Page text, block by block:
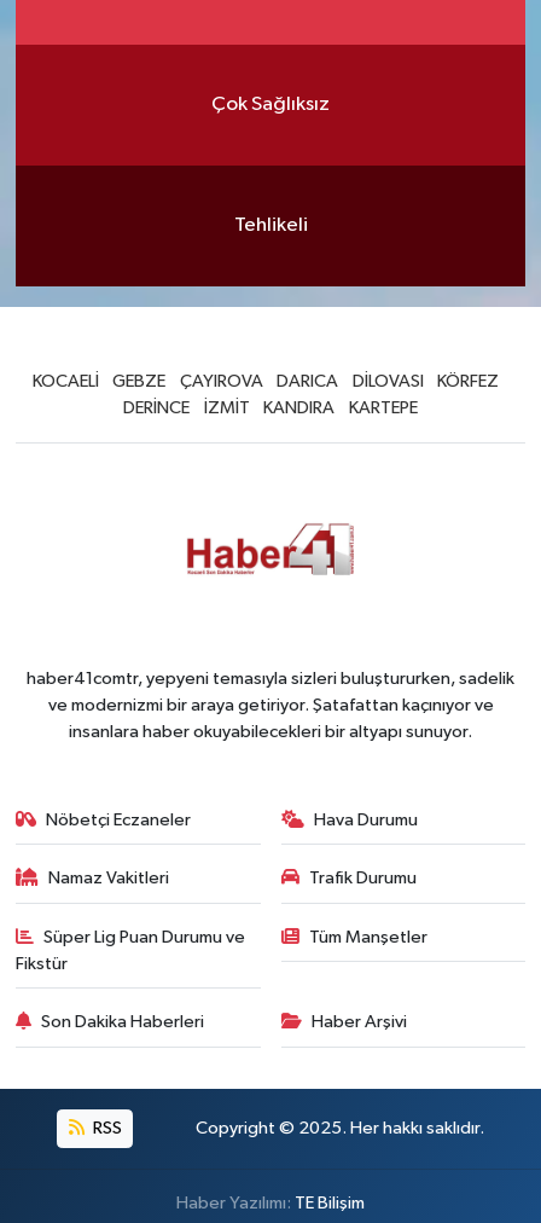
Çok Sağlıksız
Tehlikeli
KOCAELİ GEBZE ÇAYIROVA DARICA DİLOVASI
KÖRFEZ
DERİNCE
İZMİT KANDIRA KARTEPE
haber41comtr, yepyeni temasıyla sizleri buluştururken, sadelik
ve modernizmi bir araya getiriyor. Şatafattan kaçınıyor ve
insanlara haber okuyabilecekleri bir altyapı sunuyor.
Nöbetçi Eczaneler Hava Durumu
Namaz Vakitleri Trafik Durumu
Süper Lig Puan Durumu ve
Fikstür
Tüm Manşetler
Son Dakika Haberleri Haber Arşivi
RSS Copyright © 2025. Her hakkı saklıdır.
Haber Yazılımı: TE Bilişim